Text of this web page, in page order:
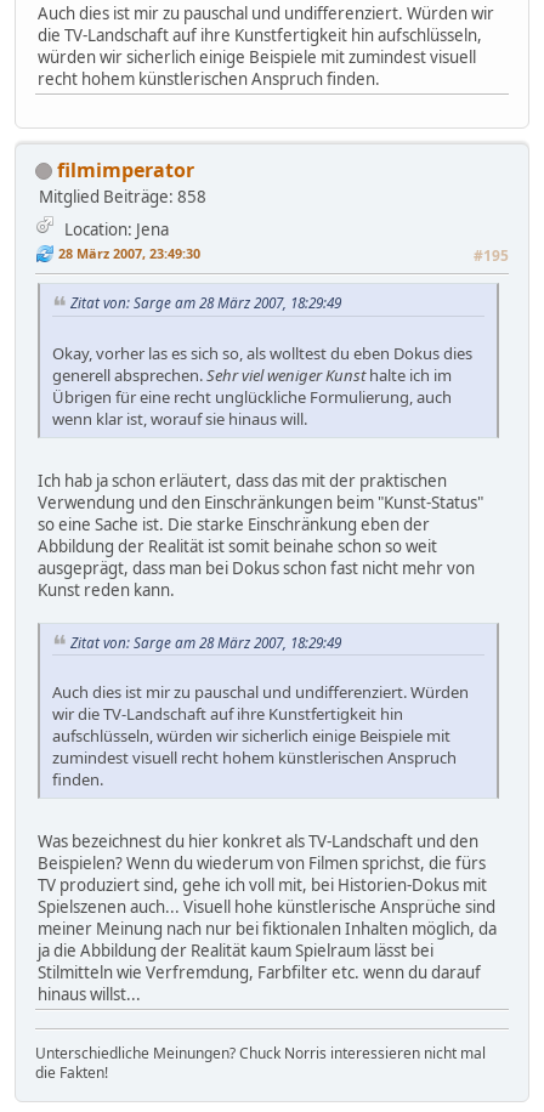
Auch dies ist mir zu pauschal und undifferenziert. Würden wir
die TV-Landschaft auf ihre Kunstfertigkeit hin aufschlüsseln,
würden wir sicherlich einige Beispiele mit zumindest visuell
recht hohem künstlerischen Anspruch finden.
filmimperator
Mitglied Beiträge: 858
Location: Jena
28 März 2007, 23:49:30 #195
Zitat von: Sarge am 28 März 2007, 18:29:49
Okay, vorher las es sich so, als wolltest du eben Dokus dies
generell absprechen.Sehr viel weniger Kunsthalte ich im
Übrigen für eine recht unglückliche Formulierung, auch
wenn klar ist, worauf sie hinaus will.
Ich hab ja schon erläutert, dass das mit der praktischen
Verwendung und den Einschränkungen beim "Kunst-Status"
so eine Sache ist. Die starke Einschränkung eben der
Abbildung der Realität ist somit beinahe schon so weit
ausgeprägt, dass man bei Dokus schon fast nicht mehr von
Kunst reden kann.
Zitat von: Sarge am 28 März 2007, 18:29:49
Auch dies ist mir zu pauschal und undifferenziert. Würden
wir die TV-Landschaft auf ihre Kunstfertigkeit hin
aufschlüsseln, würden wir sicherlich einige Beispiele mit
zumindest visuell recht hohem künstlerischen Anspruch
finden.
Was bezeichnest du hier konkret als TV-Landschaft und den
Beispielen? Wenn du wiederum von Filmen sprichst, die fürs
TV produziert sind, gehe ich voll mit, bei Historien-Dokus mit
Spielszenen auch... Visuell hohe künstlerische Ansprüche sind
meiner Meinung nach nur bei fiktionalen Inhalten möglich, da
ja die Abbildung der Realität kaum Spielraum lässt bei
Stilmitteln wie Verfremdung, Farbfilter etc. wenn du darauf
hinaus willst...
Unterschiedliche Meinungen? Chuck Norris interessieren nicht mal
die Fakten!